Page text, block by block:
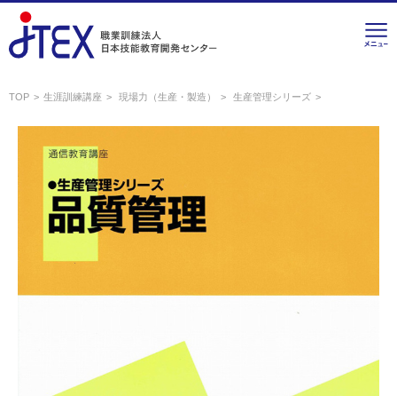
TOP 生涯訓練講座 現場力（生産・製造） 生産管理シリーズ